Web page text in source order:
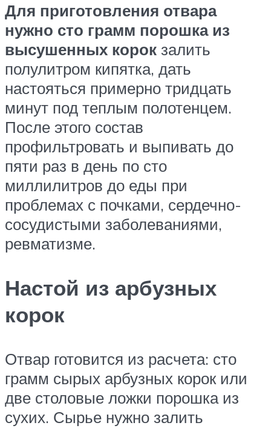
Для приготовления отвара
нужно сто грамм порошка из
высушенных корок залить
полулитром кипятка, дать
настояться примерно тридцать
минут под теплым полотенцем.
После этого состав
профильтровать и выпивать до
пяти раз в день по сто
миллилитров до еды при
проблемах с почками, сердечно-
сосудистыми заболеваниями,
ревматизме.
Настой из арбузных
корок
Отвар готовится из расчета: сто
грамм сырых арбузных корок или
две столовые ложки порошка из
сухих. Сырье нужно залить